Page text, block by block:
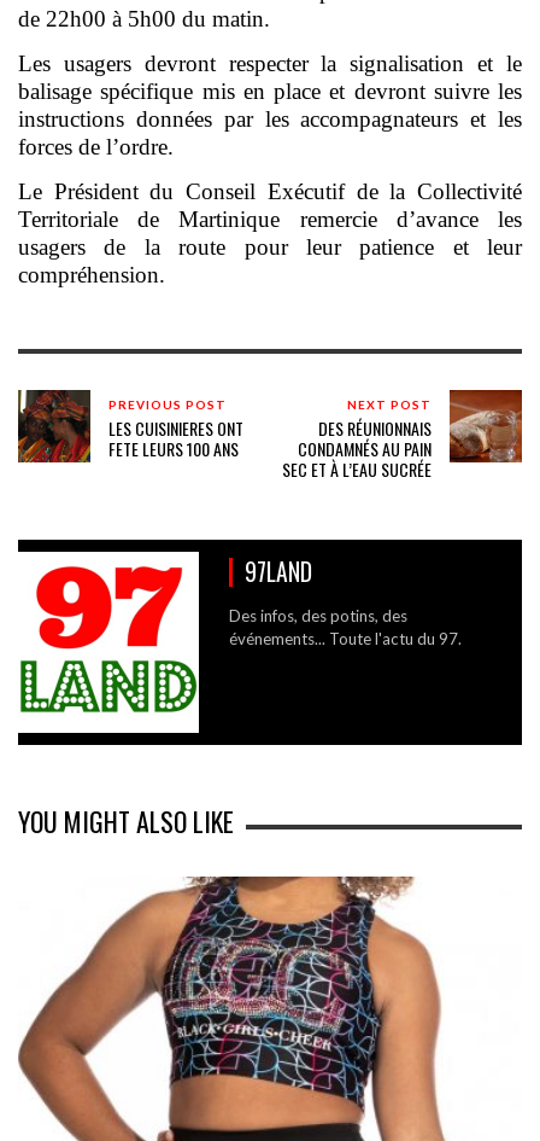
de 22h00 à 5h00 du matin.
Les usagers devront respecter la signalisation et le
balisage spécifique mis en place et devront suivre les
instructions données par les accompagnateurs et les
forces de l’ordre.
Le Président du Conseil Exécutif de la Collectivité
Territoriale de Martinique remercie d’avance les
usagers de la route pour leur patience et leur
compréhension.
PREVIOUS POST
LES CUISINIERES ONT
FETE LEURS 100 ANS
NEXT POST
DES RÉUNIONNAIS
CONDAMNÉS AU PAIN
SEC ET À L’EAU SUCRÉE
97LAND
Des infos, des potins, des
événements... Toute l'actu du 97.
YOU MIGHT ALSO LIKE